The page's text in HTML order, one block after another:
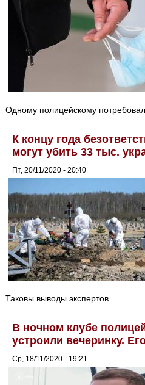
Одному полицейскому
К концу года
могут убить 33 тыс.
Пт, 20/11/2020 - 20:40
Таковы выводы экспертов.
В ночном клубе
устроили вечеринку.
Ср, 18/11/2020 - 19:21